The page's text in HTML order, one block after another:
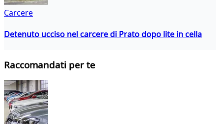
Carcere
Detenuto ucciso nel carcere di Prato dopo lite in cella
Raccomandati per te